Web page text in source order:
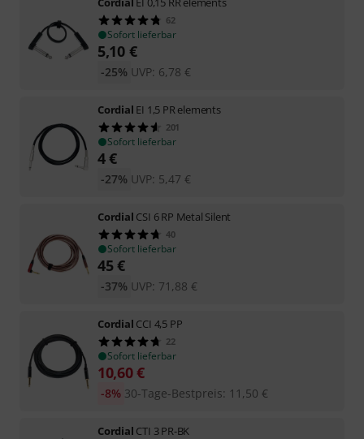
62
Sofort lieferbar
5,10 €
UVP: 6,78 €
-25%
Cordial EI 1,5 PR elements
201
Sofort lieferbar
4€
UVP: 5,47 €
-27%
Cordial CSI 6 RP Metal Silent
40
Sofort lieferbar
45€
UVP: 71,88 €
-37%
Cordial CCI 4,5 PP
22
Sofort lieferbar
10,60€
30-Tage-Bestpreis: 11,50 €
-8%
Cordial CTI 3 PR-BK